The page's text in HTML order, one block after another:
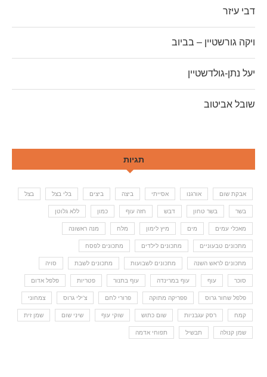
דבי עיזר
ויקה גורשטיין – בביוב
יעל נתן-גולדשטיין
שובל אביטוב
תגיות
אבקת שום אורגנו אסייתי ביצה ביצים בלי בצל בצל
בשר בשר טחון דבש חזה עוף כמון ללא גלוטן
מאכלי עמים מים מיץ לימון מלח מנה ראשונה
מתכונים טבעוניים מתכונים לילדים מתכונים לפסח
מתכונים לראש השנה מתכונים לשבועות מתכונים לשבת סויה
סוכר עוף עוף במרינדה עוף בתנור פטריות פלפל אדום
פלפל שחור גרוס פפריקה מתוקה פרורי לחם צ'ילי גרוס צמחוני
קמח רסק עגבניות שום כתוש שוקי עוף שיני שום שמן זית
שמן קנולה תבשיל תפוחי אדמה